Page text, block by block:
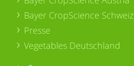
Bayer CropScience Schweiz
Presse
Vegetables Deutschland